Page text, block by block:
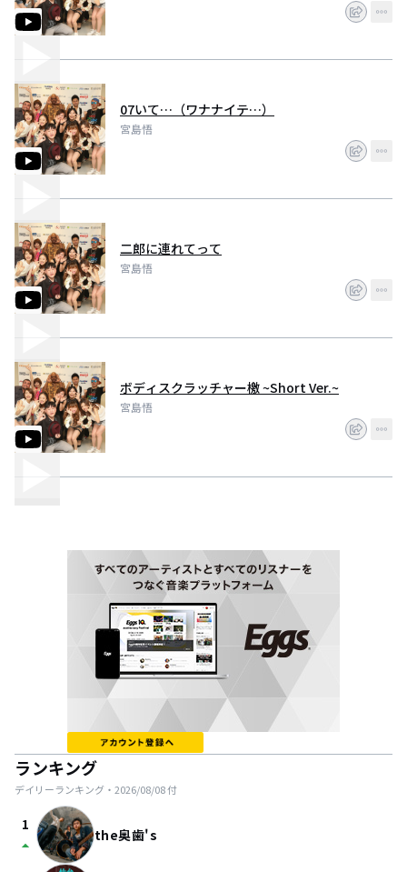
07いて…（ワナナイテ…）
宮島悟
二郎に連れてって
宮島悟
ボディスクラッチャー檄 ~Short Ver.~
宮島悟
ランキング
デイリーランキング・ 2026/08/08付
1
arrow_drop_up the奥歯's